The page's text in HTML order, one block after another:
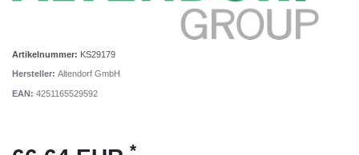
Artikelnummer: KS29179
Hersteller: Altendorf GmbH
EAN: 4251165529592
*